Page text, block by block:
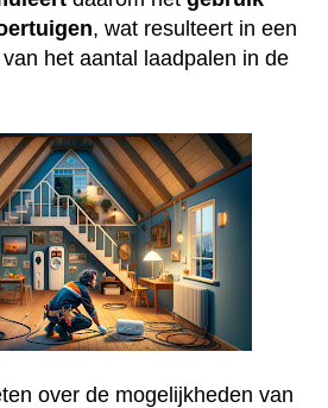
, wat resulteert in een
het aantal laadpalen in de
over de mogelijkheden van